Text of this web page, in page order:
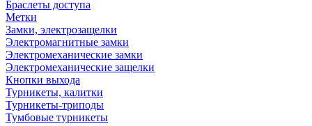
Браслеты доступа
Метки
Замки, электрозащелки
Электромагнитные замки
Электромеханические замки
Электромеханические защелки
Кнопки выхода
Турникеты, калитки
Турникеты-триподы
Тумбовые турникеты